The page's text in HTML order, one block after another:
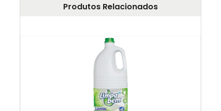
Produtos Relacionados